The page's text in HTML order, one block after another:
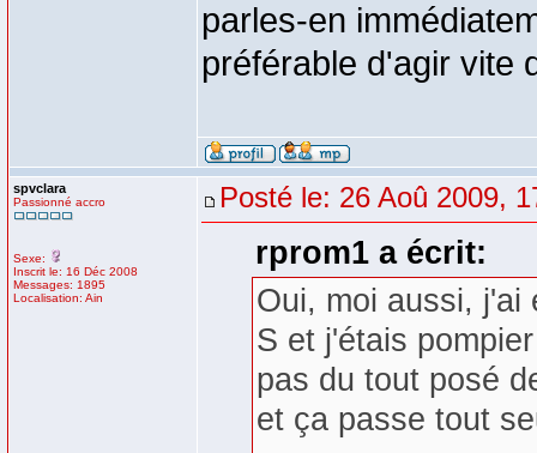
parles-en
préférable d'agir vite
spvclara
Passionné accro
Sexe:
Inscrit le: 16 Déc 2008
Messages: 1895
Localisation: Ain
Posté le: 26 Aoû 2009,
rprom1 a écrit:
Oui, moi aussi, j'ai
S et j'étais
pas du tout posé
et ça passe tout